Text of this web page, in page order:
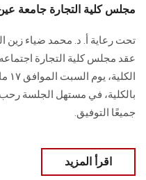
مجلس كلية التجارة جامعة
تحت رعاية أ. د. محمد ضياء زين
عقد مجلس كلية التجارة
بالكلية، في مستهل الجلسة
جميعًا التوفيق.
اقرأ المزيد